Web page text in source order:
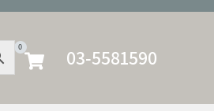
03-5581590
0